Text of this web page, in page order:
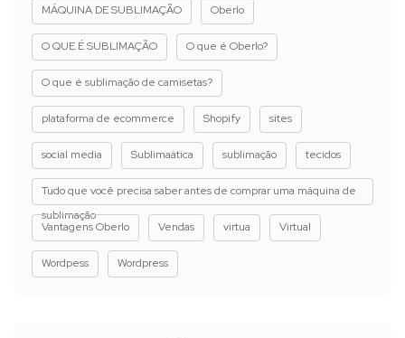
MÁQUINA DE SUBLIMAÇÃO Oberlo
O QUE É SUBLIMAÇÃO O que é Oberlo?
O que é sublimação de camisetas?
plataforma de ecommerce Shopify sites
social media Sublimaática sublimação tecidos
Tudo que você precisa saber antes de comprar uma máquina de
sublimação
Vantagens Oberlo
Vendas virtua Virtual
Wordpess Wordpress